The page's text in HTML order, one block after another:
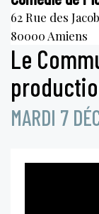
62 Rue des
80000 Amiens
Le
MARDI 7